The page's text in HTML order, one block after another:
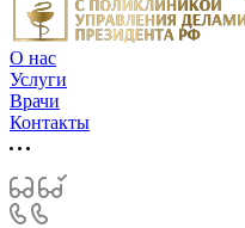
О нас
Услуги
Врачи
Контакты